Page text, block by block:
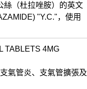
絲（杜拉唑胺）的英文
"Y.C."，使用
TABLETS 4MG
氣管炎、支氣管擴張及